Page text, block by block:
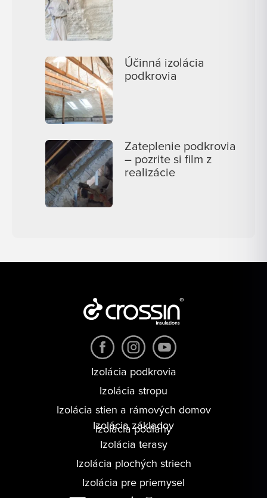
Účinná izolácia
podkrovia
Zateplenie podkrovia
– pozrite si film z
realizácie
Izolácia podkrovia
Izolácia stropu
Izolácia stien a rámových domov
Izolácia podlahy
Izolácia základov
Izolácia terasy
Izolácia plochých striech
Izolácia pre priemysel